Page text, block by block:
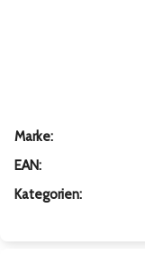
Marke:
EAN:
Kategorien: